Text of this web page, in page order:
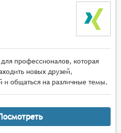
профессионалов, которая
новых друзей,
и общаться на различные темы.